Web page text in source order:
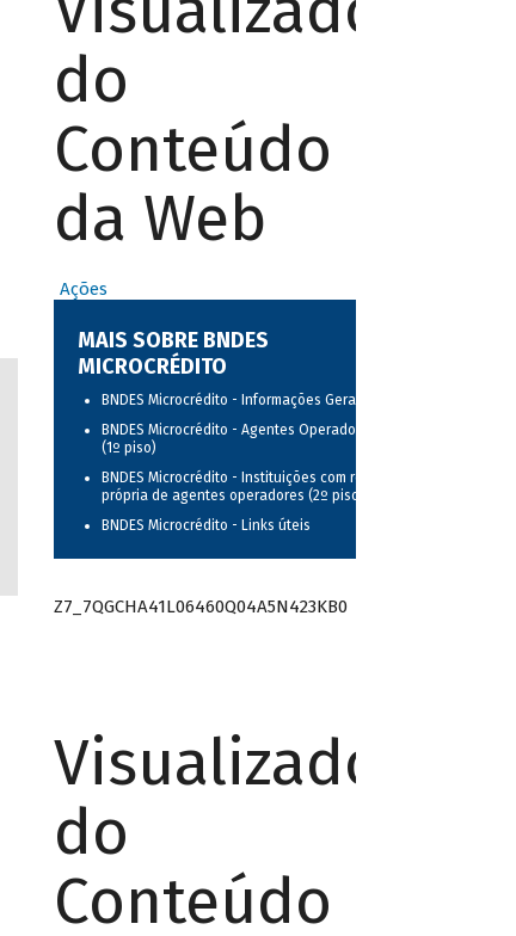
do
Conteúdo
da Web
Ações
MAIS SOBRE BNDES
MICROCRÉDITO
BNDES Microcrédito - Informações Gerais
BNDES Microcrédito - Agentes Operadores
(1º piso)
BNDES Microcrédito - Instituições com rede
própria de agentes operadores (2º piso)
BNDES Microcrédito - Links úteis
Z7_7QGCHA41L06460Q04A5N423KB0
Visualizador
do
Conteúdo